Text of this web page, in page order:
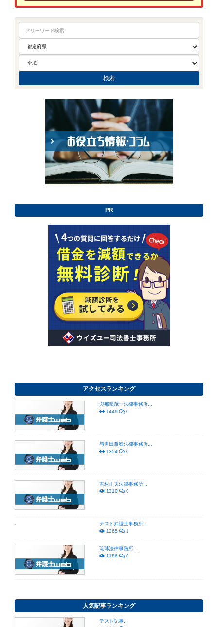
PR
アクセスランキング
與那嶺茂一法律事務所...
1449
0
与世田兼稔法律事務所...
1354
0
吉村正夫法律事務所...
1310
0
テスト弁護士事務所...
1265
1
琉球法律事務所...
1186
0
人気記事ランキング
テスト記事...